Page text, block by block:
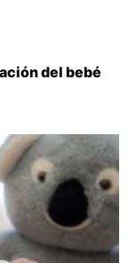
del bebé